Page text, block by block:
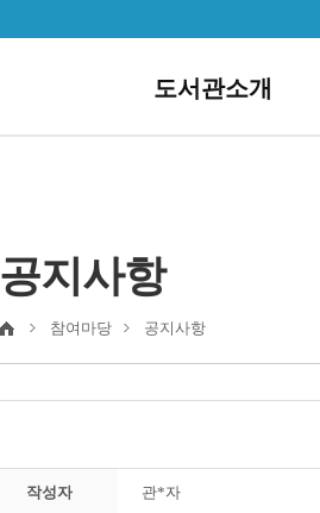
도서관소개
공지사항
참여마당 공지사항
작성자 관*자